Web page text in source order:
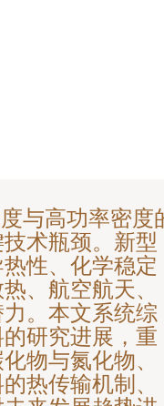
与高功率密度
术瓶颈。新型
性、化学稳定
、航空航天、
。本文系统综
研究进展，重
物与氮化物、
热传输机制、